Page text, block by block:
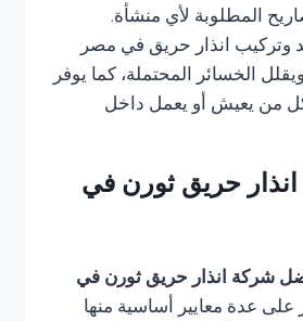
المطلوبة لأي منشأة.
وتركيب انذار حريق في مصر
الخسائر المحتملة، كما يوفر
من يعيش أو يعمل داخل
حريق ثورن في
شركة انذار حريق ثورن في
على عدة معايير أساسية منها